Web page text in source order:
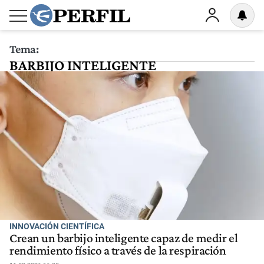
Tema:
BARBIJO INTELIGENTE
INNOVACIÓN CIENTÍFICA
Crean un barbijo inteligente capaz de medir el
rendimiento físico a través de la respiración